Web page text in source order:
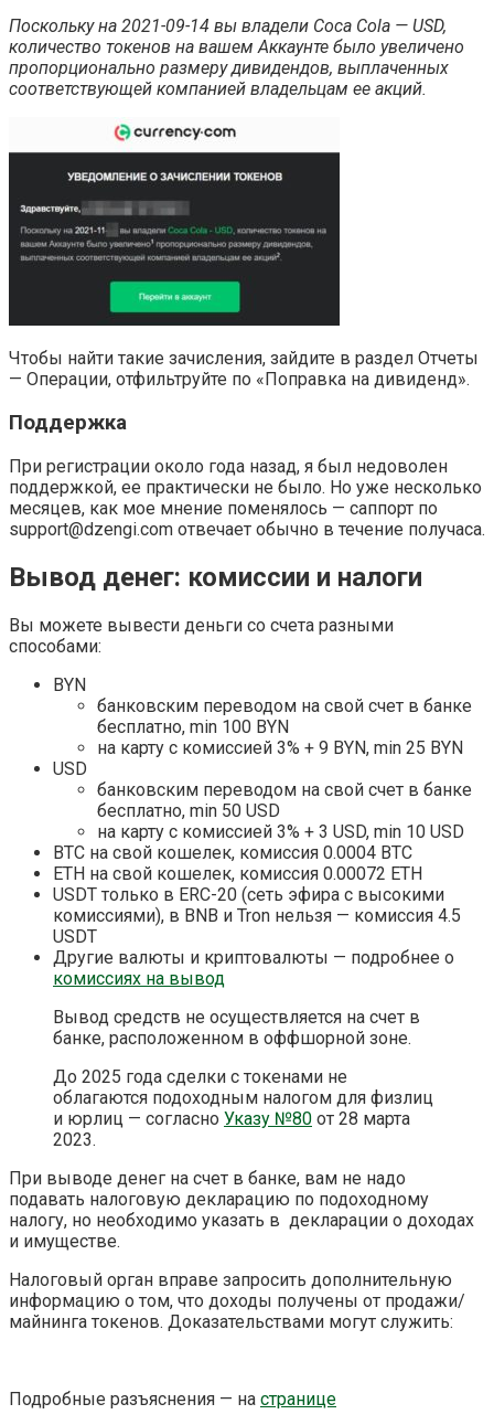
Поскольку на 2021-09-14 вы владели Coca Cola — USD,
количество токенов на вашем Аккаунте было увеличено
пропорционально размеру дивидендов, выплаченных
соответствующей компанией владельцам ее акций.
Чтобы найти такие зачисления, зайдите в раздел Отчеты
— Операции, отфильтруйте по «Поправка на дивиденд».
Поддержка
При регистрации около года назад, я был недоволен
поддержкой, ее практически не было. Но уже несколько
месяцев, как мое мнение поменялось — саппорт по
support@dzengi.com отвечает обычно в течение получаса.
Вывод денег: комиссии и налоги
Вы можете вывести деньги со счета разными
способами:
BYN
банковским переводом на свой счет в банке
бесплатно, min 100 BYN
на карту с комиссией 3% + 9 BYN, min 25 BYN
USD
банковским переводом на свой счет в банке
бесплатно, min 50 USD
на карту с комиссией 3% + 3 USD, min 10 USD
BTC на свой кошелек, комиссия 0.0004 BTC
ETH на свой кошелек, комиссия 0.00072 ETH
USDT только в ERC-20 (сеть эфира с высокими
комиссиями), в BNB и Tron нельзя — комиссия 4.5
USDT
Другие валюты и криптовалюты — подробнее о
комиссиях на вывод
Вывод средств не осуществляется на счет в
банке, расположенном в оффшорной зоне.
До 2025 года сделки с токенами не
облагаются подоходным налогом для физлиц
и юрлиц — согласно Указу №80 от 28 марта
2023.
При выводе денег на счет в банке, вам не надо
подавать налоговую декларацию по подоходному
налогу, но необходимо указать в декларации о доходах
и имуществе.
Налоговый орган вправе запросить дополнительную
информацию о том, что доходы получены от продажи/
майнинга токенов. Доказательствами могут служить:
Подробные разъяснения — на странице